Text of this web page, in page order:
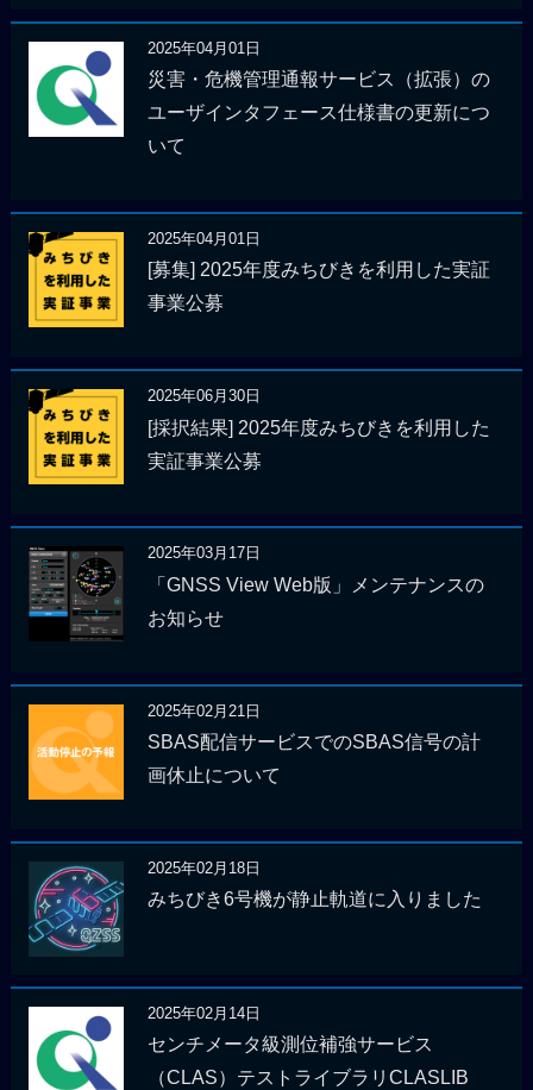
2025年04月01日
災害・危機管理通報サービス（拡張）の
ユーザインタフェース仕様書の更新につ
いて
2025年04月01日
[募集] 2025年度みちびきを利用した実証
事業公募
2025年06月30日
[採択結果] 2025年度みちびきを利用した
実証事業公募
2025年03月17日
「GNSS View Web版」メンテナンスの
お知らせ
2025年02月21日
SBAS配信サービスでのSBAS信号の計
画休止について
2025年02月18日
みちびき6号機が静止軌道に入りました
2025年02月14日
センチメータ級測位補強サービス
（CLAS）テストライブラリCLASLIB